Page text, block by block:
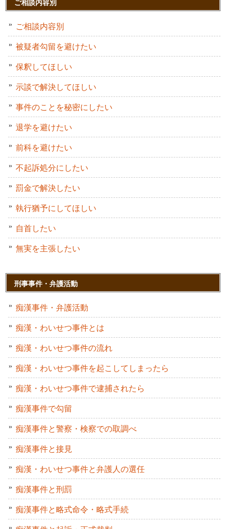
ご相談内容別
ご相談内容別
被疑者勾留を避けたい
保釈してほしい
示談で解決してほしい
事件のことを秘密にしたい
退学を避けたい
前科を避けたい
不起訴処分にしたい
罰金で解決したい
執行猶予にしてほしい
自首したい
無実を主張したい
刑事事件・弁護活動
痴漢事件・弁護活動
痴漢・わいせつ事件とは
痴漢・わいせつ事件の流れ
痴漢・わいせつ事件を起こしてしまったら
痴漢・わいせつ事件で逮捕されたら
痴漢事件で勾留
痴漢事件と警察・検察での取調べ
痴漢事件と接見
痴漢・わいせつ事件と弁護人の選任
痴漢事件と刑罰
痴漢事件と略式命令・略式手続